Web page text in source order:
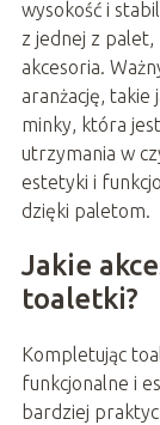
wysokość i
z jednej z
akcesoria.
aranżację, takie
minky, która
utrzymania w
estetyki i
dzięki paletom.
Jakie
toaletki?
Kompletując
funkcjonalne i
bardziej